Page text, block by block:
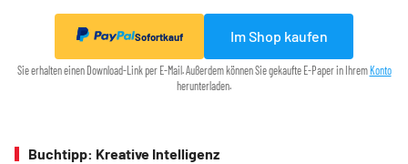
Sofortkauf Im Shop kaufen
Sie erhalten einen Download-Link per E-Mail. Außerdem können Sie gekaufte E-Paper in Ihrem Konto
herunterladen.
Buchtipp: Kreative Intelligenz